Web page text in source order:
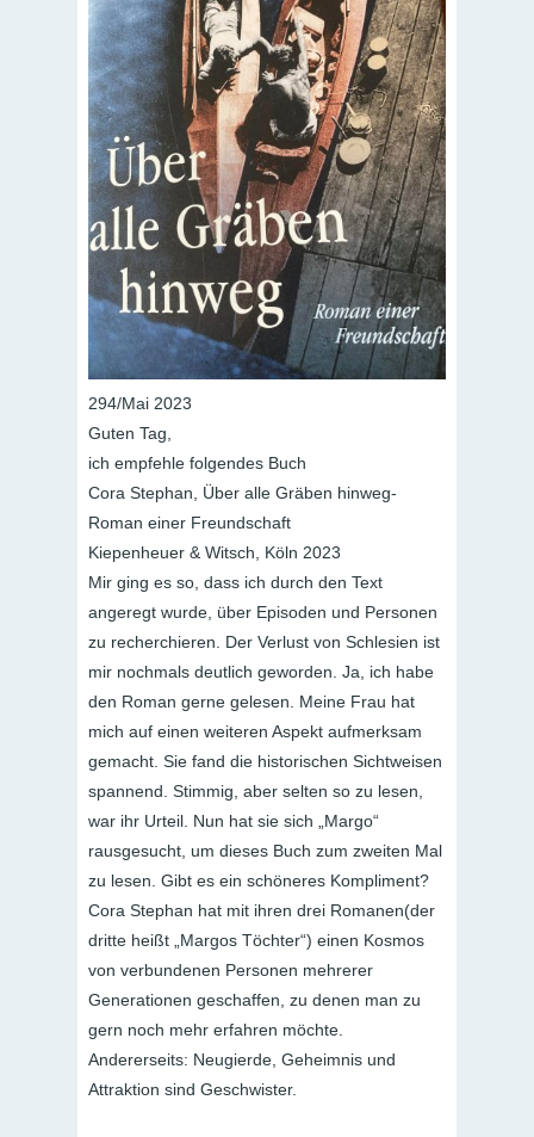
294/Mai 2023
Guten Tag,
ich empfehle folgendes Buch
Cora Stephan, Über alle Gräben hinweg-
Roman einer Freundschaft
Kiepenheuer & Witsch, Köln 2023
Mir ging es so, dass ich durch den Text
angeregt wurde, über Episoden und Personen
zu recherchieren. Der Verlust von Schlesien ist
mir nochmals deutlich geworden. Ja, ich habe
den Roman gerne gelesen. Meine Frau hat
mich auf einen weiteren Aspekt aufmerksam
gemacht. Sie fand die historischen Sichtweisen
spannend. Stimmig, aber selten so zu lesen,
war ihr Urteil. Nun hat sie sich „Margo“
rausgesucht, um dieses Buch zum zweiten Mal
zu lesen. Gibt es ein schöneres Kompliment?
Cora Stephan hat mit ihren drei Romanen(der
dritte heißt „Margos Töchter“) einen Kosmos
von verbundenen Personen mehrerer
Generationen geschaffen, zu denen man zu
gern noch mehr erfahren möchte.
Andererseits: Neugierde, Geheimnis und
Attraktion sind Geschwister.